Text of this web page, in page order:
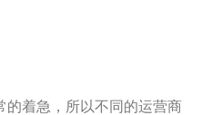
的着急，所以不同的运营商